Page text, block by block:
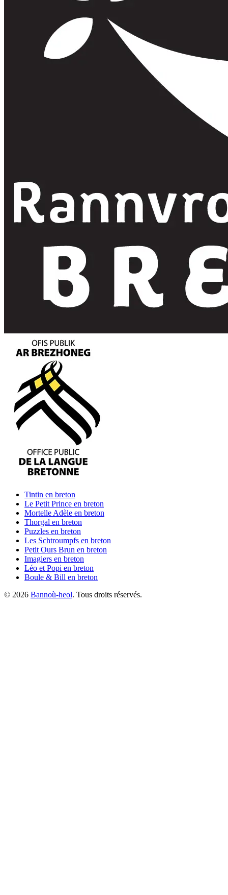
Tintin en breton
Le Petit Prince en breton
Mortelle Adèle en breton
Thorgal en breton
Puzzles en breton
Les Schtroumpfs en breton
Petit Ours Brun en breton
Imagiers en breton
Léo et Popi en breton
Boule & Bill en breton
© 2026 Bannoù-heol. Tous droits réservés.